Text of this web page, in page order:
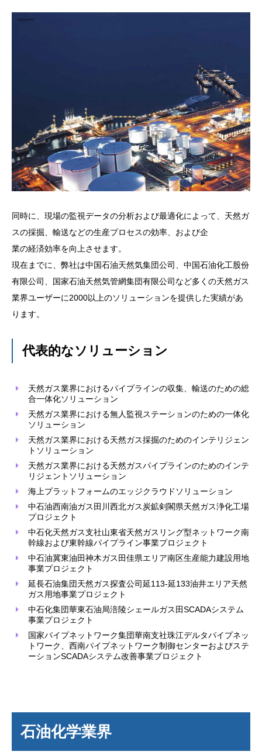
同時に、現場の監視データの分析および最適化によって、天然ガ
スの採掘、輸送などの生産プロセスの効率、および企
業の経済効率を向上させます。
現在までに、弊社は中国石油天然気集団公司、中国石油化工股份
有限公司、国家石油天然気管網集団有限公司など多くの天然ガス
業界ユーザーに2000以上のソリューションを提供した実績があ
ります。
代表的なソリューション
天然ガス業界におけるパイプラインの収集、輸送のための総
合一体化ソリューション
天然ガス業界における無人監視ステーションのための一体化
ソリューション
天然ガス業界における天然ガス採掘のためのインテリジェン
トソリューション
天然ガス業界における天然ガスパイプラインのためのインテ
リジェントソリューション
海上プラットフォームのエッジクラウドソリューション
中石油西南油ガス田川西北ガス炭鉱剣閣県天然ガス浄化工場
プロジェクト
中石化天然ガス支社山東省天然ガスリング型ネットワーク南
幹線および東幹線パイプライン事業プロジェクト
中石油冀東油田神木ガス田佳県エリア南区生産能力建設用地
事業プロジェクト
延長石油集団天然ガス探査公司延113-延133油井エリア天然
ガス用地事業プロジェクト
中石化集団華東石油局涪陵シェールガス田SCADAシステム
事業プロジェクト
国家パイプネットワーク集団華南支社珠江デルタパイプネッ
トワーク、西南パイプネットワーク制御センターおよびステ
ーションSCADAシステム改善事業プロジェクト
石油化学業界